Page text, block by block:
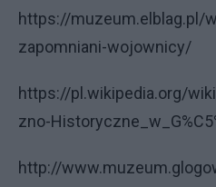
https://muzeum.elblag.pl/
zapomniani-wojownicy/
https://pl.wikipedia.org/
zno-
http://